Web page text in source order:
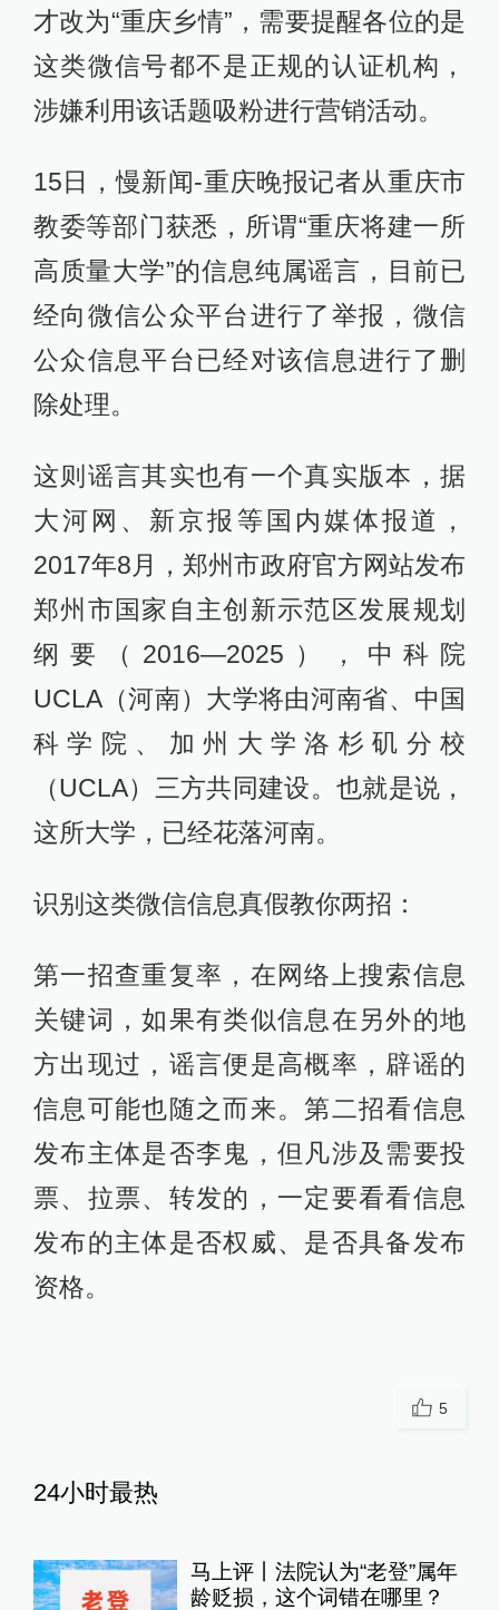
才改为“重庆乡情”，需要提醒各位的是
这类微信号都不是正规的认证机构，
涉嫌利用该话题吸粉进行营销活动。
15日，慢新闻-重庆晚报记者从重庆市
教委等部门获悉，所谓“重庆将建一所
高质量大学”的信息纯属谣言，目前已
经向微信公众平台进行了举报，微信
公众信息平台已经对该信息进行了删
除处理。
这则谣言其实也有一个真实版本，据
大河网、新京报等国内媒体报道，
2017年8月，郑州市政府官方网站发布
郑州市国家自主创新示范区发展规划
纲要（2016—2025），中科院
UCLA（河南）大学将由河南省、中国
科学院、加州大学洛杉矶分校
（UCLA）三方共同建设。也就是说，
这所大学，已经花落河南。
识别这类微信信息真假教你两招：
第一招查重复率，在网络上搜索信息
关键词，如果有类似信息在另外的地
方出现过，谣言便是高概率，辟谣的
信息可能也随之而来。第二招看信息
发布主体是否李鬼，但凡涉及需要投
票、拉票、转发的，一定要看看信息
发布的主体是否权威、是否具备发布
资格。
5
24小时最热
马上评丨法院认为“老登”属年
龄贬损，这个词错在哪里？